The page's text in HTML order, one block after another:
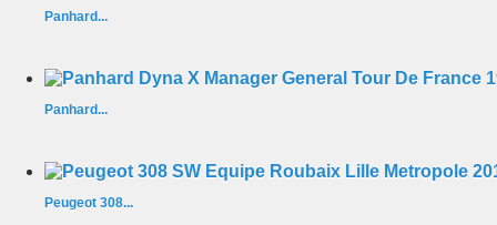
Panhard...
Panhard...
Peugeot 308...